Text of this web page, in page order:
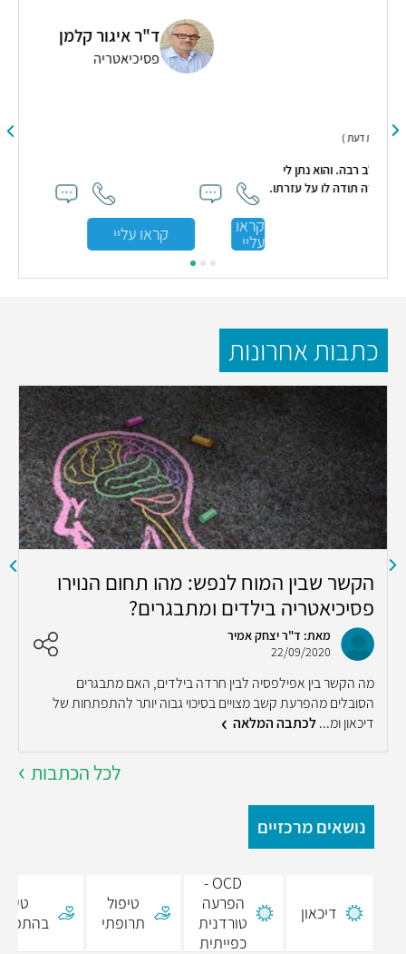
ד"ר איגור קלמן
פסיכיאטריה
קראו עליי
כתבות אחרונות
הקשר שבין המוח לנפש: מהו תחום הנוירו
פסיכיאטריה בילדים ומתבגרים?
מאת: ד"ר יצחק אמיר
22/09/2020
מה הקשר בין אפילפסיה לבין חרדה בילדים, האם מתבגרים
הסובלים מהפרעת קשב מצויים בסיכוי גבוה יותר להתפתחות של
דיכאון ומ...לכתבה המלאה
לכל הכתבות
נושאים מרכזיים
דיכאון
OCD -
הפרעה
טורדנית
כפייתית
טיפול
תרופתי